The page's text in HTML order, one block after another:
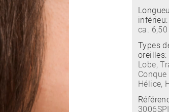
inférieu:
ca.
Types
oreilles:
Lobe,
Conque
Hélice,